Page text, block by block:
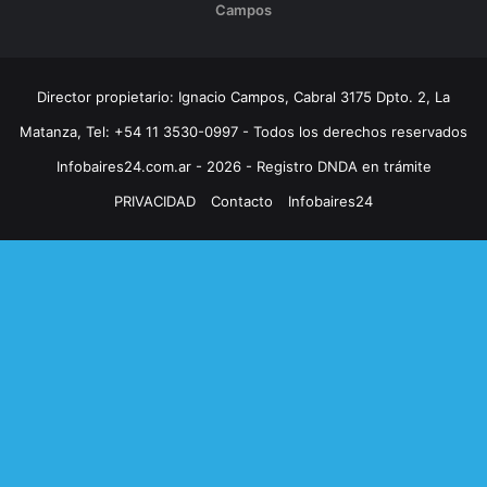
Campos
Director propietario: Ignacio Campos, Cabral 3175 Dpto. 2, La
Matanza, Tel: +54 11 3530-0997 - Todos los derechos reservados
Infobaires24.com.ar - 2026 - Registro DNDA en trámite
PRIVACIDAD
Contacto Infobaires24